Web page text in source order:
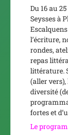
Du 16 au
Seysses à
l’écriture,
rondes,
repas
littérature.
(aller
diversité
fortes et
Le